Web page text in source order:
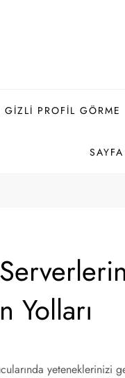
PROFIL GÖRME
Yolları
yeteneklerinizi